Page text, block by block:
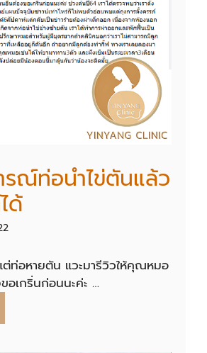
รณ์ท่อนำไข่ตันแล้ว
ด้
ท่อหายตัน แวะมารีวิวให้คุณหมอ
อเกริ่นก่อนนะค่ะ …